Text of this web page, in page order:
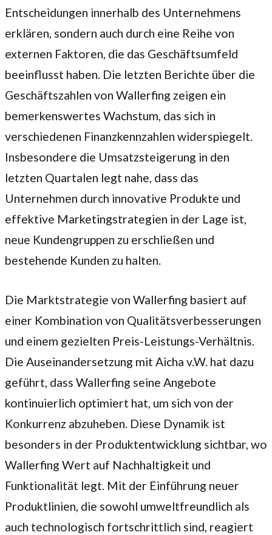
Entscheidungen innerhalb des Unternehmens
erklären, sondern auch durch eine Reihe von
externen Faktoren, die das Geschäftsumfeld
beeinflusst haben. Die letzten Berichte über die
Geschäftszahlen von Wallerfing zeigen ein
bemerkenswertes Wachstum, das sich in
verschiedenen Finanzkennzahlen widerspiegelt.
Insbesondere die Umsatzsteigerung in den
letzten Quartalen legt nahe, dass das
Unternehmen durch innovative Produkte und
effektive Marketingstrategien in der Lage ist,
neue Kundengruppen zu erschließen und
bestehende Kunden zu halten.
Die Marktstrategie von Wallerfing basiert auf
einer Kombination von Qualitätsverbesserungen
und einem gezielten Preis-Leistungs-Verhältnis.
Die Auseinandersetzung mit Aicha v.W. hat dazu
geführt, dass Wallerfing seine Angebote
kontinuierlich optimiert hat, um sich von der
Konkurrenz abzuheben. Diese Dynamik ist
besonders in der Produktentwicklung sichtbar, wo
Wallerfing Wert auf Nachhaltigkeit und
Funktionalität legt. Mit der Einführung neuer
Produktlinien, die sowohl umweltfreundlich als
auch technologisch fortschrittlich sind, reagiert